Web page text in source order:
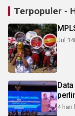
Terpopuler -
Jul
4 hari